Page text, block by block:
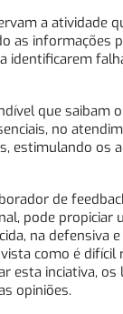
a atividade
as informações
identificarem
que saibam
no
estimulando os
de
pode propiciar
na defensiva
como é difícil
esta inciativa, os
opiniões.